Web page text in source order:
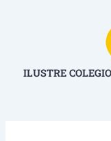
ILUSTRE